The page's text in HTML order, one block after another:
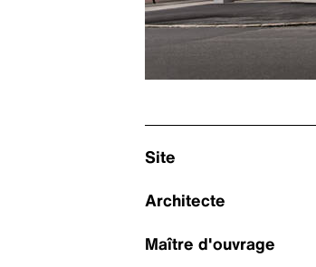
Site
Architecte
Maître d'ouvrage